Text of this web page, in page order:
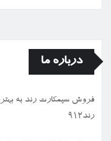
درباره ما
فروش سیمكارت رند به
رند912